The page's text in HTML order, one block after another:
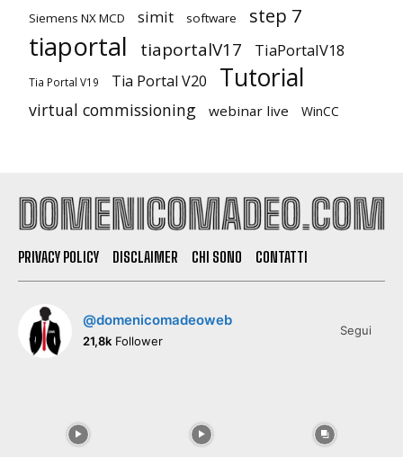
Siemens NX MCD simit software step 7
tiaportal tiaportalV17 TiaPortalV18
Tia Portal V19 Tia Portal V20 Tutorial
virtual commissioning webinar live WinCC
PRIVACY POLICY DISCLAIMER CHI SONO CONTATTI
@domenicomadeoweb
21,8k Follower
Segui